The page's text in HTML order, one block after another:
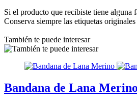
Si el producto que recibiste tiene alguna
Conserva siempre las etiquetas
También te puede interesar
Bandana de Lana Merino